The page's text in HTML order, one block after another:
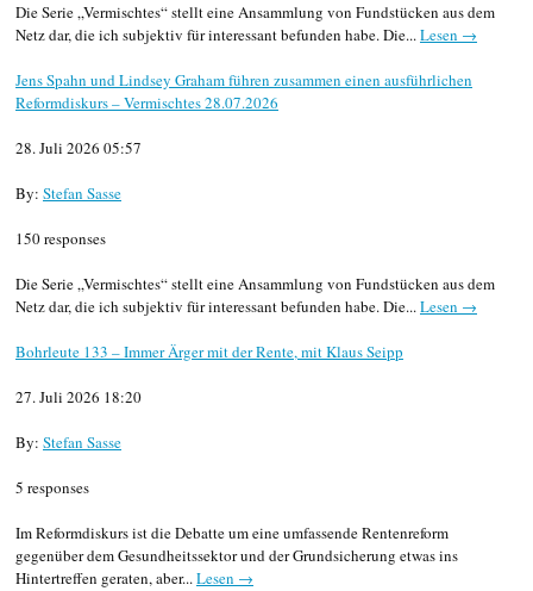
Die Serie „Vermischtes“ stellt eine Ansammlung von Fundstücken aus dem
Netz dar, die ich subjektiv für interessant befunden habe. Die...Lesen →
Jens Spahn und Lindsey Graham führen zusammen einen ausführlichen
Reformdiskurs – Vermischtes 28.07.2026
28. Juli 2026 05:57
By: Stefan Sasse
150 responses
Die Serie „Vermischtes“ stellt eine Ansammlung von Fundstücken aus dem
Netz dar, die ich subjektiv für interessant befunden habe. Die...Lesen →
Bohrleute 133 – Immer Ärger mit der Rente, mit Klaus Seipp
27. Juli 2026 18:20
By: Stefan Sasse
5 responses
Im Reformdiskurs ist die Debatte um eine umfassende Rentenreform
gegenüber dem Gesundheitssektor und der Grundsicherung etwas ins
Hintertreffen geraten, aber...Lesen →